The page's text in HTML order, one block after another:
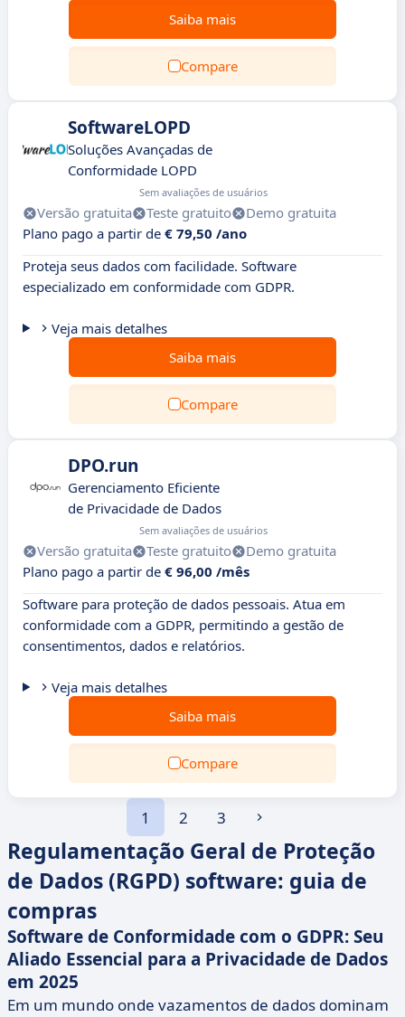
Saiba mais
Compare
SoftwareLOPD
Soluções Avançadas de
Conformidade LOPD
Sem avaliações de usuários
Versão gratuita Teste gratuito
Demo gratuita
Plano pago a partir de € 79,50 /ano
Proteja seus dados com facilidade. Software
especializado em conformidade com GDPR.
Veja mais detalhes
Saiba mais
Compare
DPO.run
Gerenciamento Eficiente
de Privacidade de Dados
Sem avaliações de usuários
Versão gratuita Teste gratuito
Demo gratuita
Plano pago a partir de € 96,00 /mês
Software para proteção de dados pessoais. Atua em
conformidade com a GDPR, permitindo a gestão de
consentimentos, dados e relatórios.
Veja mais detalhes
Saiba mais
Compare
1 2 3
Regulamentação Geral de Proteção
de Dados (RGPD) software: guia de
compras
Software de Conformidade com o GDPR: Seu
Aliado Essencial para a Privacidade de Dados
em 2025
Em um mundo onde vazamentos de dados dominam